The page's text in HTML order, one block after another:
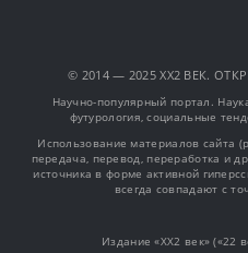
© 2014 — 2025 XX2 ВЕК.
Научно-популярный портал.
футурология, социальные
Использование материалов сайта
передача, перевод, переработка и
источника в форме активной
всегда совпадают с
Издание «XX2 век» («22